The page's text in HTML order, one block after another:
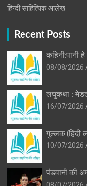
हिन्दी साहित्यिक आलेख
Recent Posts
कहिनी:पानी
08/08/2026
लघुकथा : मेडल
16/07/2026
गुल्लक (हिंदी
10/07/2026
पंडवानी की